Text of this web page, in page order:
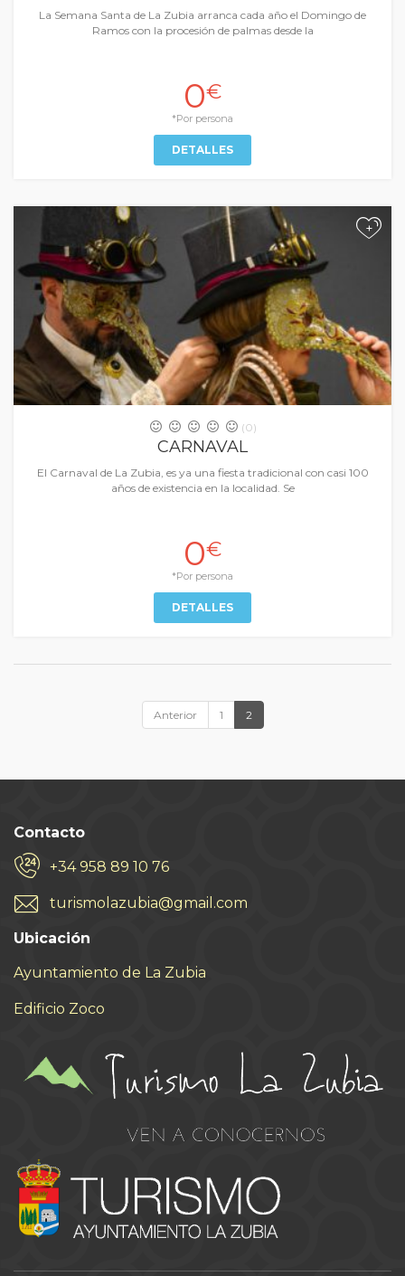
La Semana Santa de La Zubia arranca cada año el Domingo de
Ramos con la procesión de palmas desde la
0€
*Por persona
DETALLES
+
(0)
CARNAVAL
El Carnaval de La Zubia, es ya una fiesta tradicional con casi 100
años de existencia en la localidad. Se
0€
*Por persona
DETALLES
Anterior 1 2
Contacto
+34 958 89 10 76
turismolazubia@gmail.com
Ubicación
Ayuntamiento de La Zubia
Edificio Zoco